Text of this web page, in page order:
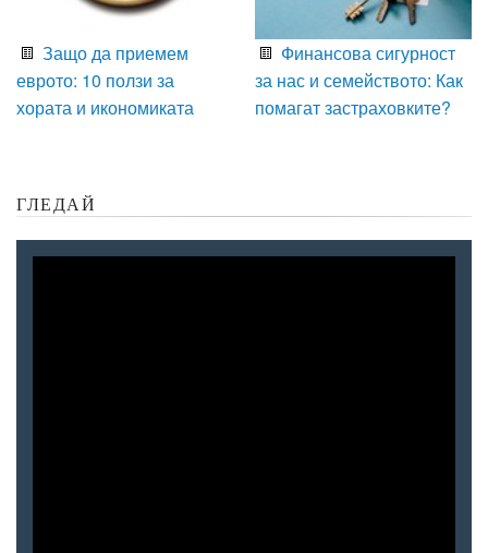
Защо да приемем
еврото: 10 ползи за
хората и икономиката
Финансова сигурност
за нас и семейството: Как
помагат застраховките?
ГЛЕДАЙ